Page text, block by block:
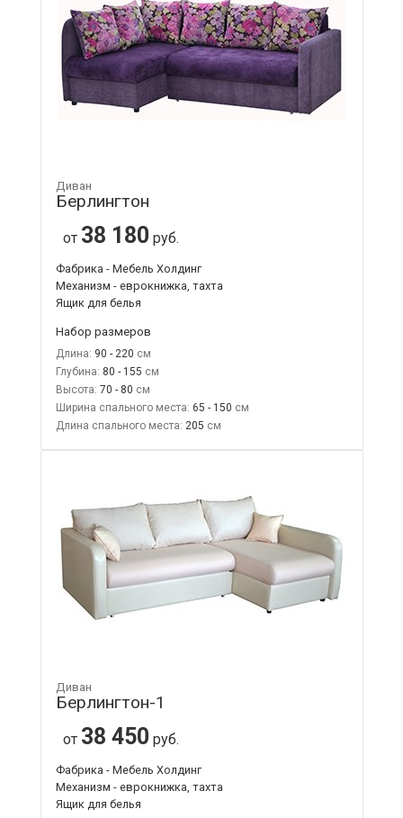
Диван
Берлингтон
от 38 180 руб.
Фабрика - Мебель Холдинг
Механизм - еврокнижка, тахта
Ящик для белья
Набор размеров
Длина: 90 - 220
Глубина: 80 - 155
Высота: 70 - 80
Ширина спального места: 65 - 150
Длина спального места: 205
Диван
Берлингтон-1
от 38 450 руб.
Фабрика - Мебель Холдинг
Механизм - еврокнижка, тахта
Ящик для белья